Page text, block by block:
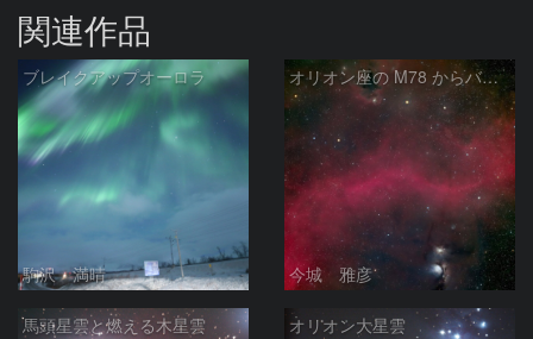
関連作品
ブレイクアップオーロラ
駒沢 満晴
オリオン座の M78 からバーナードループをまたいで LDN1622あたり
今城 雅彦
馬頭星雲と燃える木星雲 オリオン大星雲